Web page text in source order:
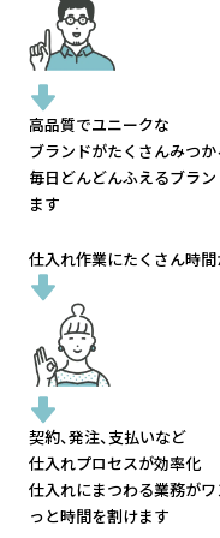
高品質でユニークな
ブランドがたくさんみつか
毎日どんどんふえるブラン
ます
仕入れ作業にたくさん時
契約、発注、支払いなど
仕入れプロセスが効率化
仕入れにまつわる業務がワ
っと時間を割けます